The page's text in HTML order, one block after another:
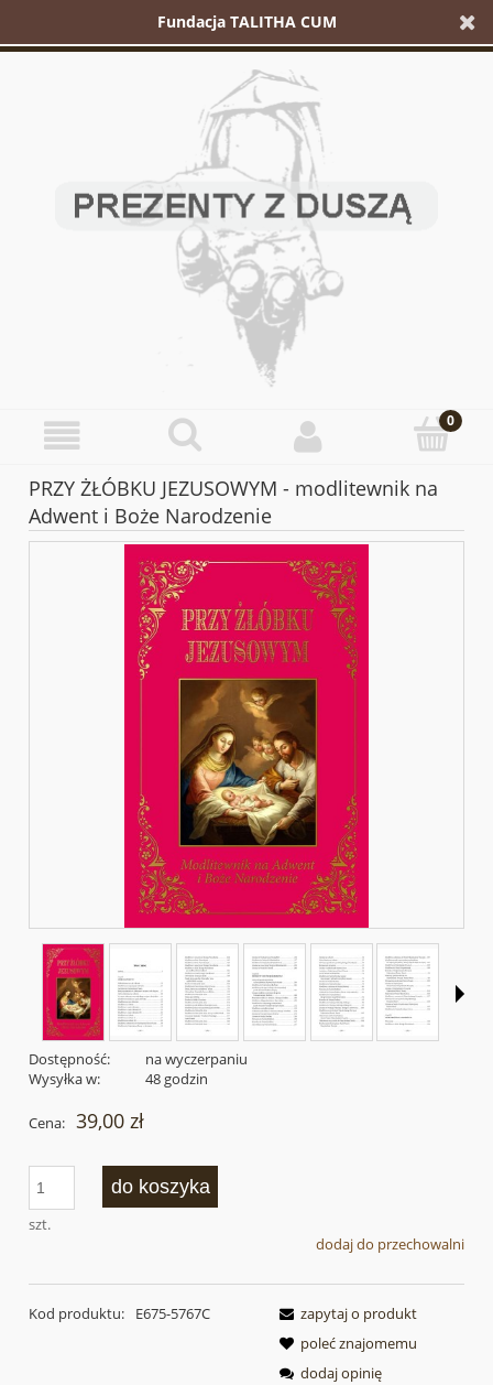
Fundacja TALITHA CUM
PRZY ŻŁÓBKU JEZUSOWYM - modlitewnik na
Adwent i Boże Narodzenie
Dostępność:
na wyczerpaniu
Wysyłka w:
48 godzin
Cena: 39,00 zł
szt.
do koszyka
dodaj do przechowalni
Kod produktu: E675-5767C
zapytaj o produkt
poleć znajomemu
dodaj opinię